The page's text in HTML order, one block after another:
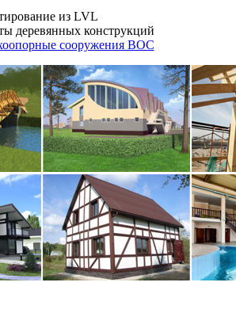
из LVL
деревянных конструкций
сооружения ВОС